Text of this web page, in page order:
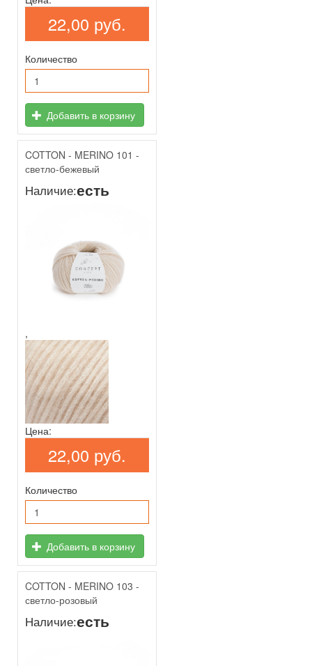
22,00 руб.
Количество
Добавить в корзину
COTTON - MERINO 101 -
светло-бежевый
Наличие:есть
,
Цена:
22,00 руб.
Количество
Добавить в корзину
COTTON - MERINO 103 -
светло-розовый
Наличие:есть